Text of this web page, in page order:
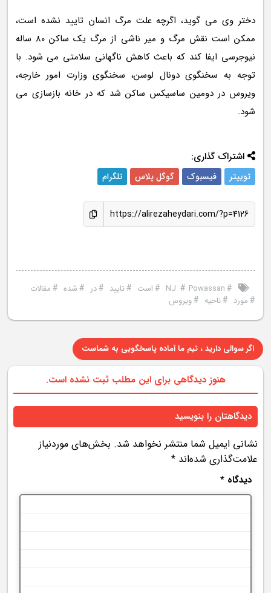
دختر وی می گوید، اگرچه علت مرگ انسان تایید نشده است،
ممکن است نقش مرگ و میر ناشی از مرگ یک ساکن 80 ساله
نیوجرسی ایفا کند که باعث کاهش ناگهانی سلامتی می شود. با
توجه به سخنگوی دونال لوسن، سخنگوی وزارت امور خارجه،
ویروس در دومین ساسیکس ساکن شد که در خانه بازسازی می
شود.
اشتراک گذاری:
توییتر فیسبوک گوگل پلاس تلگرام
https://alirezaheydari.com/?p=4126
#
NJ # Powassan
#است #تایید #در #شده #مقالات
#مورد #ناحیه #ویروس
اگر سوالی دارید ، تیم ما آماده پاسخگویی به شماست
هنوز دیدگاهی برای این مطلب ثبت نشده است.
دیدگاهتان را بنویسید
نشانی ایمیل شما منتشر نخواهد شد. بخش‌های موردنیاز
علامت‌گذاری شده‌اند *
دیدگاه *